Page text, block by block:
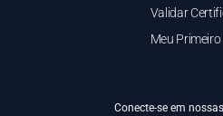
Validar
Meu
Conecte-se em